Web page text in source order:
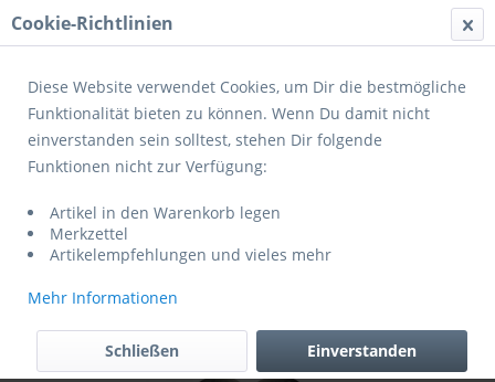
Menü
Übersicht Zubehör
Cookie-Richtlinien
Diese Website verwendet Cookies, um Dir die bestmögliche
Funktionalität bieten zu können. Wenn Du damit nicht
einverstanden sein solltest, stehen Dir folgende
Funktionen nicht zur Verfügung:
Artikel in den Warenkorb legen
Merkzettel
Artikelempfehlungen und vieles mehr
Mehr Informationen
Einverstanden
Schließen